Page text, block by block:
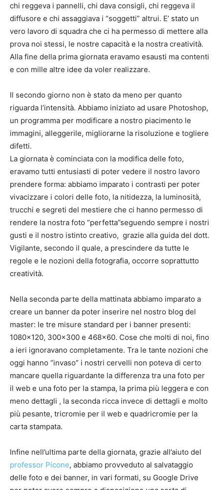
chi reggeva i pannelli, chi dava consigli, chi reggeva il
diffusore e chi assaggiava i “soggetti” altrui. E’ stato un
vero lavoro di squadra che ci ha permesso di mettere alla
prova noi stessi, le nostre capacità e la nostra creatività.
Alla fine della prima giornata eravamo esausti ma contenti
e con mille altre idee da voler realizzare.
Il secondo giorno non è stato da meno per quanto
riguarda l’intensità. Abbiamo iniziato ad usare Photoshop,
un programma per modificare a nostro piacimento le
immagini, alleggerile, migliorarne la risoluzione e togliere
difetti.
La giornata è cominciata con la modifica delle foto,
eravamo tutti entusiasti di poter vedere il nostro lavoro
prendere forma: abbiamo imparato i contrasti per poter
vivacizzare i colori delle foto, la nitidezza, la luminosità,
trucchi e segreti del mestiere che ci hanno permesso di
rendere la nostra foto “perfetta”seguendo sempre i nostri
gusti e il nostro istinto creativo, grazie alla guida del dott.
Vigilante, secondo il quale, a prescindere da tutte le
regole e le nozioni della fotografia, occorre soprattutto
creatività.
Nella seconda parte della mattinata abbiamo imparato a
creare un banner da poter inserire nel nostro blog del
master: le tre misure standard per i banner presenti:
1080×120, 300×300 e 468×60. Cose che molti di noi, fino
a ieri ignoravano completamente. Tra le tante nozioni che
oggi hanno “invaso” i nostri cervelli non poteva di certo
mancare quella riguardante la differenza tra una foto per
il web e una foto per la stampa, la prima più leggera e con
meno dettagli , la seconda ricca invece di dettagli e molto
più pesante, tricromie per il web e quadricromie per la
carta stampata.
Infine nell’ultima parte della giornata, grazie all’aiuto del
professor Picone, abbiamo provveduto al salvataggio
delle foto e dei banner, in vari formati, su Google Drive